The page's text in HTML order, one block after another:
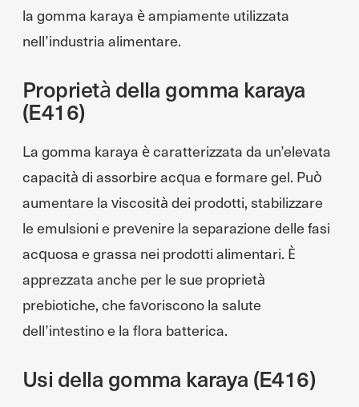
la gomma karaya è ampiamente utilizzata
nell’industria alimentare.
Proprietà della gomma karaya
(E416)
La gomma karaya è caratterizzata da un’elevata
capacità di assorbire acqua e formare gel. Può
aumentare la viscosità dei prodotti, stabilizzare
le emulsioni e prevenire la separazione delle fasi
acquosa e grassa nei prodotti alimentari. È
apprezzata anche per le sue proprietà
prebiotiche, che favoriscono la salute
dell’intestino e la flora batterica.
Usi della gomma karaya (E416)